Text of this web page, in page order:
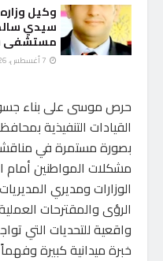
وكيل
سيدي
مستشفى
حرص موسى على بناء
القيادات التنفيذية
بصورة مستمرة في
مشكلات المواطنين أمام
الوزارات ومديري
الرؤى والمقترحات
واقعية للتحديات التي
خبرة ميدانية كبيرة